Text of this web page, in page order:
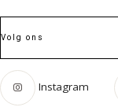
Volg ons
Instagram